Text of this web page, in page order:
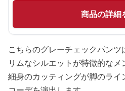
商品の詳細
こちらのグレーチェックパン
リムなシルエットが特徴的なメ
細身のカッティングが脚のラ